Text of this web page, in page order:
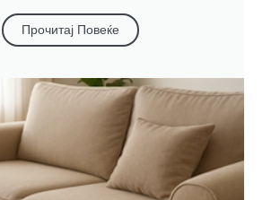
Прочитај Повеќе